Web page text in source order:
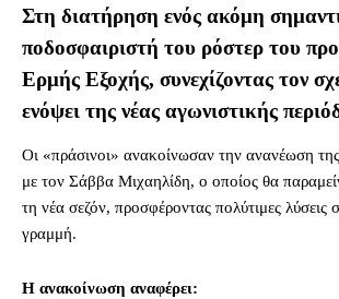
Στη διατήρηση ενός ακόμη
ποδοσφαιριστή του ρόστερ του
Ερμής Εξοχής, συνεχίζοντας τον
ενόψει της νέας αγωνιστικής
Οι «πράσινοι» ανακοίνωσαν την ανανέωση
με τον Σάββα Μιχαηλίδη, ο οποίος θα
τη νέα σεζόν, προσφέροντας πολύτιμες λύσεις
γραμμή.
Η ανακοίνωση αναφέρει: